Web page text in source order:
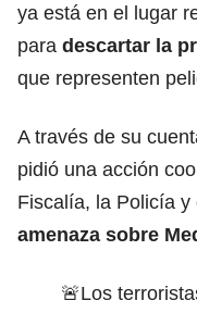
ya está en el lugar
para descartar la
que representen
A través de su
pidió una acción
Fiscalía, la Policía y
amenaza sobre
🚨Los